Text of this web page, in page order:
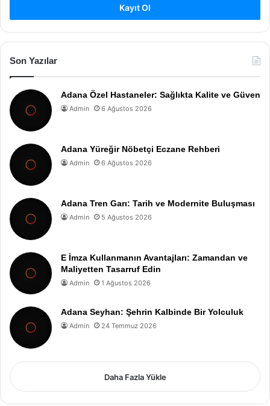
Kayıt Ol
Son Yazılar
Adana Özel Hastaneler: Sağlıkta Kalite ve Güven
Admin 6 Ağustos 2026
Adana Yüreğir Nöbetçi Eczane Rehberi
Admin 6 Ağustos 2026
Adana Tren Garı: Tarih ve Modernite Buluşması
Admin 5 Ağustos 2026
E İmza Kullanmanın Avantajları: Zamandan ve
Maliyetten Tasarruf Edin
Admin 1 Ağustos 2026
Adana Seyhan: Şehrin Kalbinde Bir Yolculuk
Admin 24 Temmuz 2026
Daha Fazla Yükle